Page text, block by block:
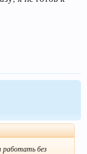
работать без